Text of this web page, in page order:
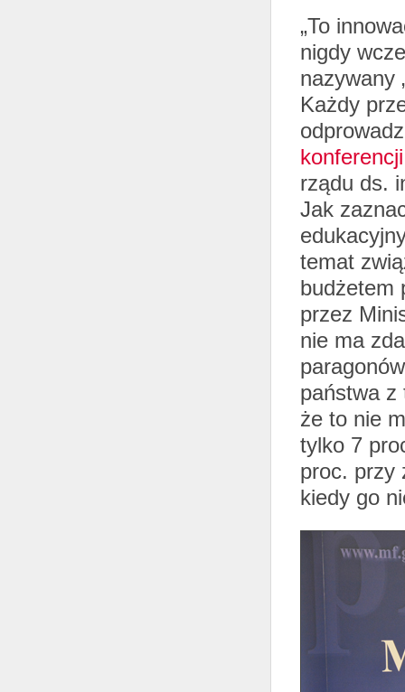
„To
nigdy
nazywany
Każdy
rządu ds.
Jak
temat
budżetem
przez
nie ma
państwa z
że to nie
tylko 7
proc. przy
kiedy go